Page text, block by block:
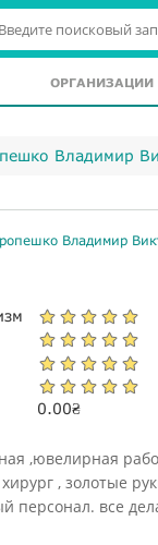
ОРГАНИЗАЦИИ
Владимир
Владимир
0.00₴
,ювелирная
, золотые
персонал. все